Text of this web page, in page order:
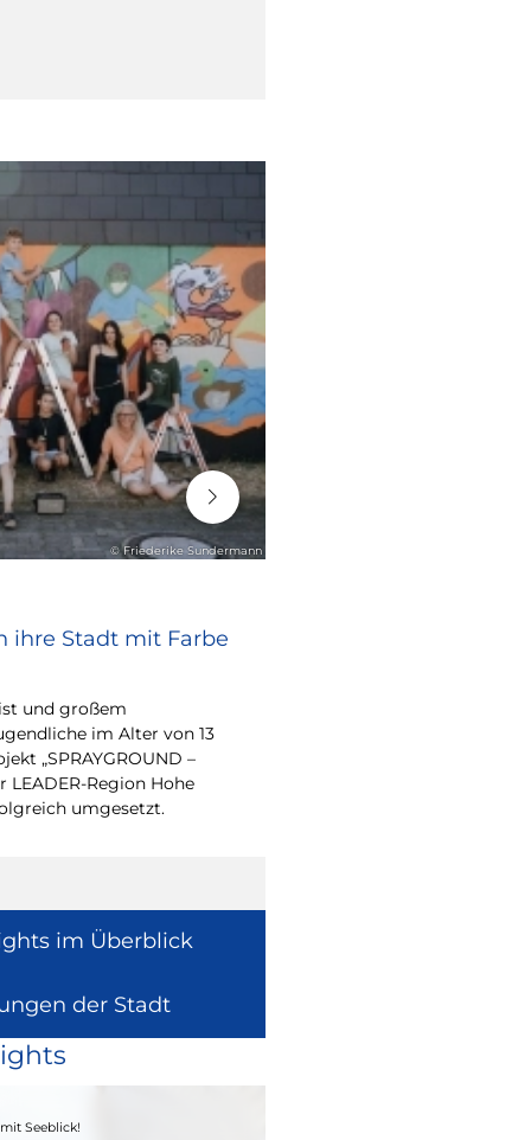
© Friederike Sundermann
ihre Stadt mit Farbe
und großem
im Alter von 13
„SPRAYGROUND –
Region Hohe
umgesetzt.
im Überblick
der Stadt
Seeblick!